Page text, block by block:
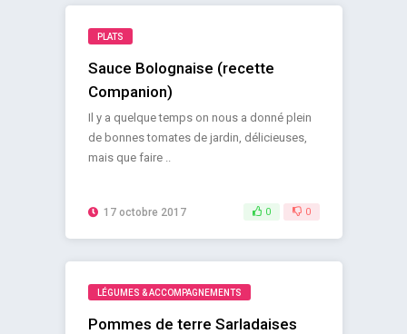
PLATS
Sauce Bolognaise (recette
Companion)
Il y a quelque temps on nous a donné plein
de bonnes tomates de jardin, délicieuses,
mais que faire ..
17 octobre 2017 0 0
LÉGUMES & ACCOMPAGNEMENTS
Pommes de terre Sarladaises